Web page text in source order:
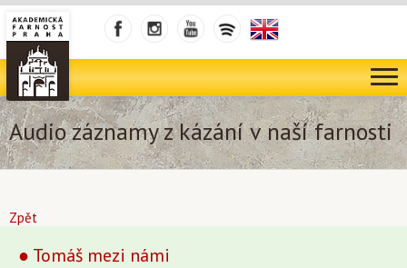
Audio záznamy z kázání v naší farnosti
Zpět
● Tomáš mezi námi